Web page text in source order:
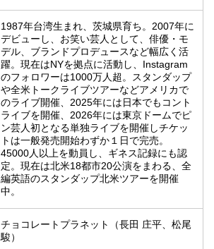
1987年台湾生まれ、茨城県育ち。2007年に
デビューし、お笑い芸人として、俳優・モ
デル、ブランドプロデュースなど幅広く活
躍。現在はNYを拠点に活動し、Instagram
のフォロワーは1000万人超。スタンダップ
や全米トークライブツアーなどアメリカで
のライブ開催、2025年には日本でもコント
ライブを開催、2026年には東京ドームでピ
ン芸人初となる単独ライブを開催しチケッ
トは一般発売開始わずか１日で完売。
45000人以上を動員し、ギネス記録にも認
定。現在は北米18都市20公演をまわる、全
編英語のスタンダップ北米ツアーを開催
中。
チョコレートプラネット（長田 庄平、松尾
駿）